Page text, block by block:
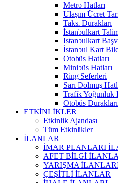
Metro Hatları
Ulaşım Ücret
Taksi Durakları
İstanbulkart
İstanbulkart
İstanbul Kart
Otobüs Hatları
Minibüs Hatları
Ring Seferleri
Sarı Dolmuş
Trafik Yoğunluk
Otobüs Durakları
ETKİNLİKLER
Etkinlik Ajandası
Tüm Etkinlikler
İLANLAR
İMAR PLANLARI
AFET BİLGİ
YARIŞMA
ÇEŞİTLİ İLANLAR